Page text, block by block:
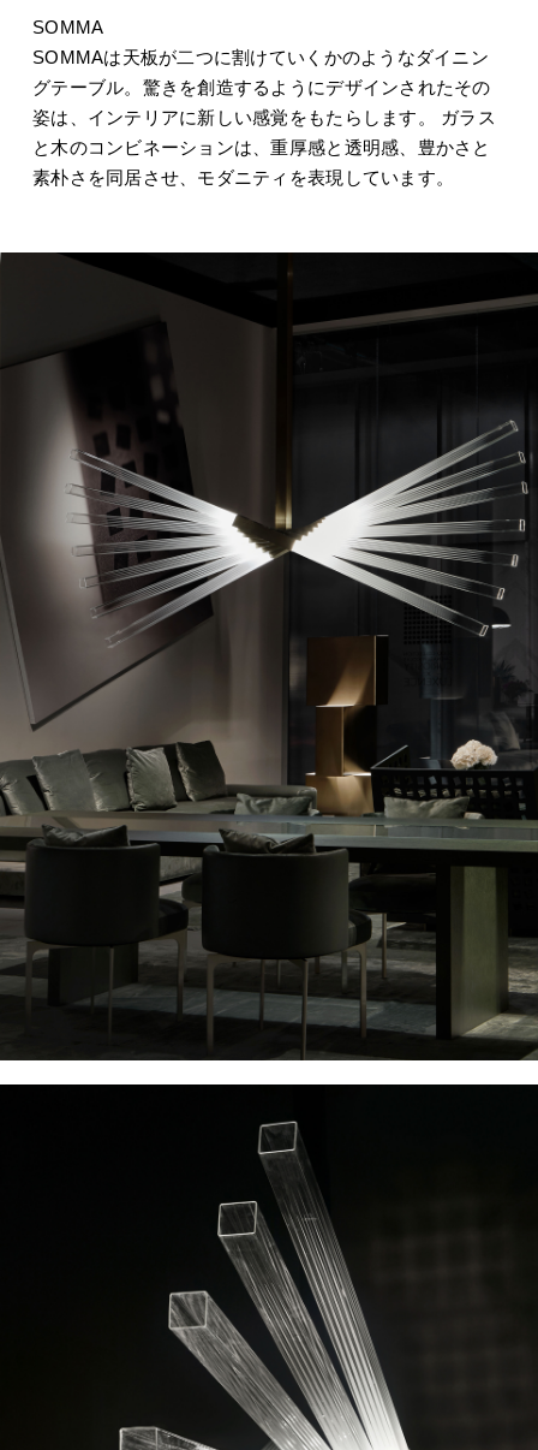
SOMMA
SOMMAは天板が二つに割けていくかのようなダイニン
グテーブル。驚きを創造するようにデザインされたその
姿は、インテリアに新しい感覚をもたらします。 ガラス
と木のコンビネーションは、重厚感と透明感、豊かさと
素朴さを同居させ、モダニティを表現しています。